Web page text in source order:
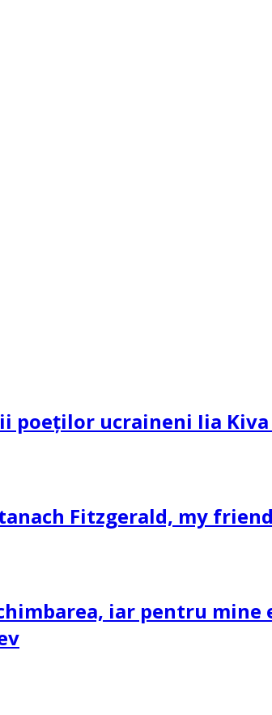
poeților ucraineni Iia Kiva
Fitzgerald, my
iar pentru